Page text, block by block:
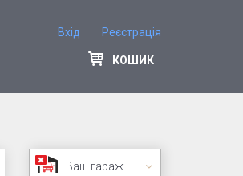
Вхід Реєстрація
КОШИК
Ваш гараж